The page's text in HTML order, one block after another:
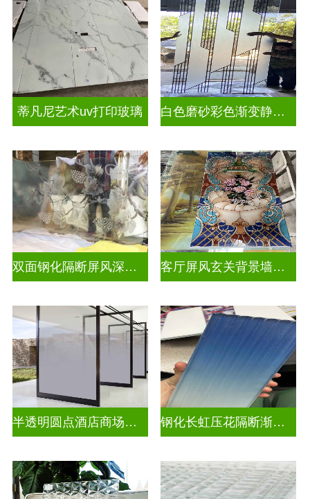
蒂凡尼艺术uv打印玻璃 白色磨砂彩色渐变静电玻璃UV打印加工
双面钢化隔断屏风深雕玻璃 客厅屏风玄关背景墙深雕浮雕玻璃
半透明圆点酒店商场渐变装饰玻璃 钢化长虹压花隔断渐变隔断装饰玻璃